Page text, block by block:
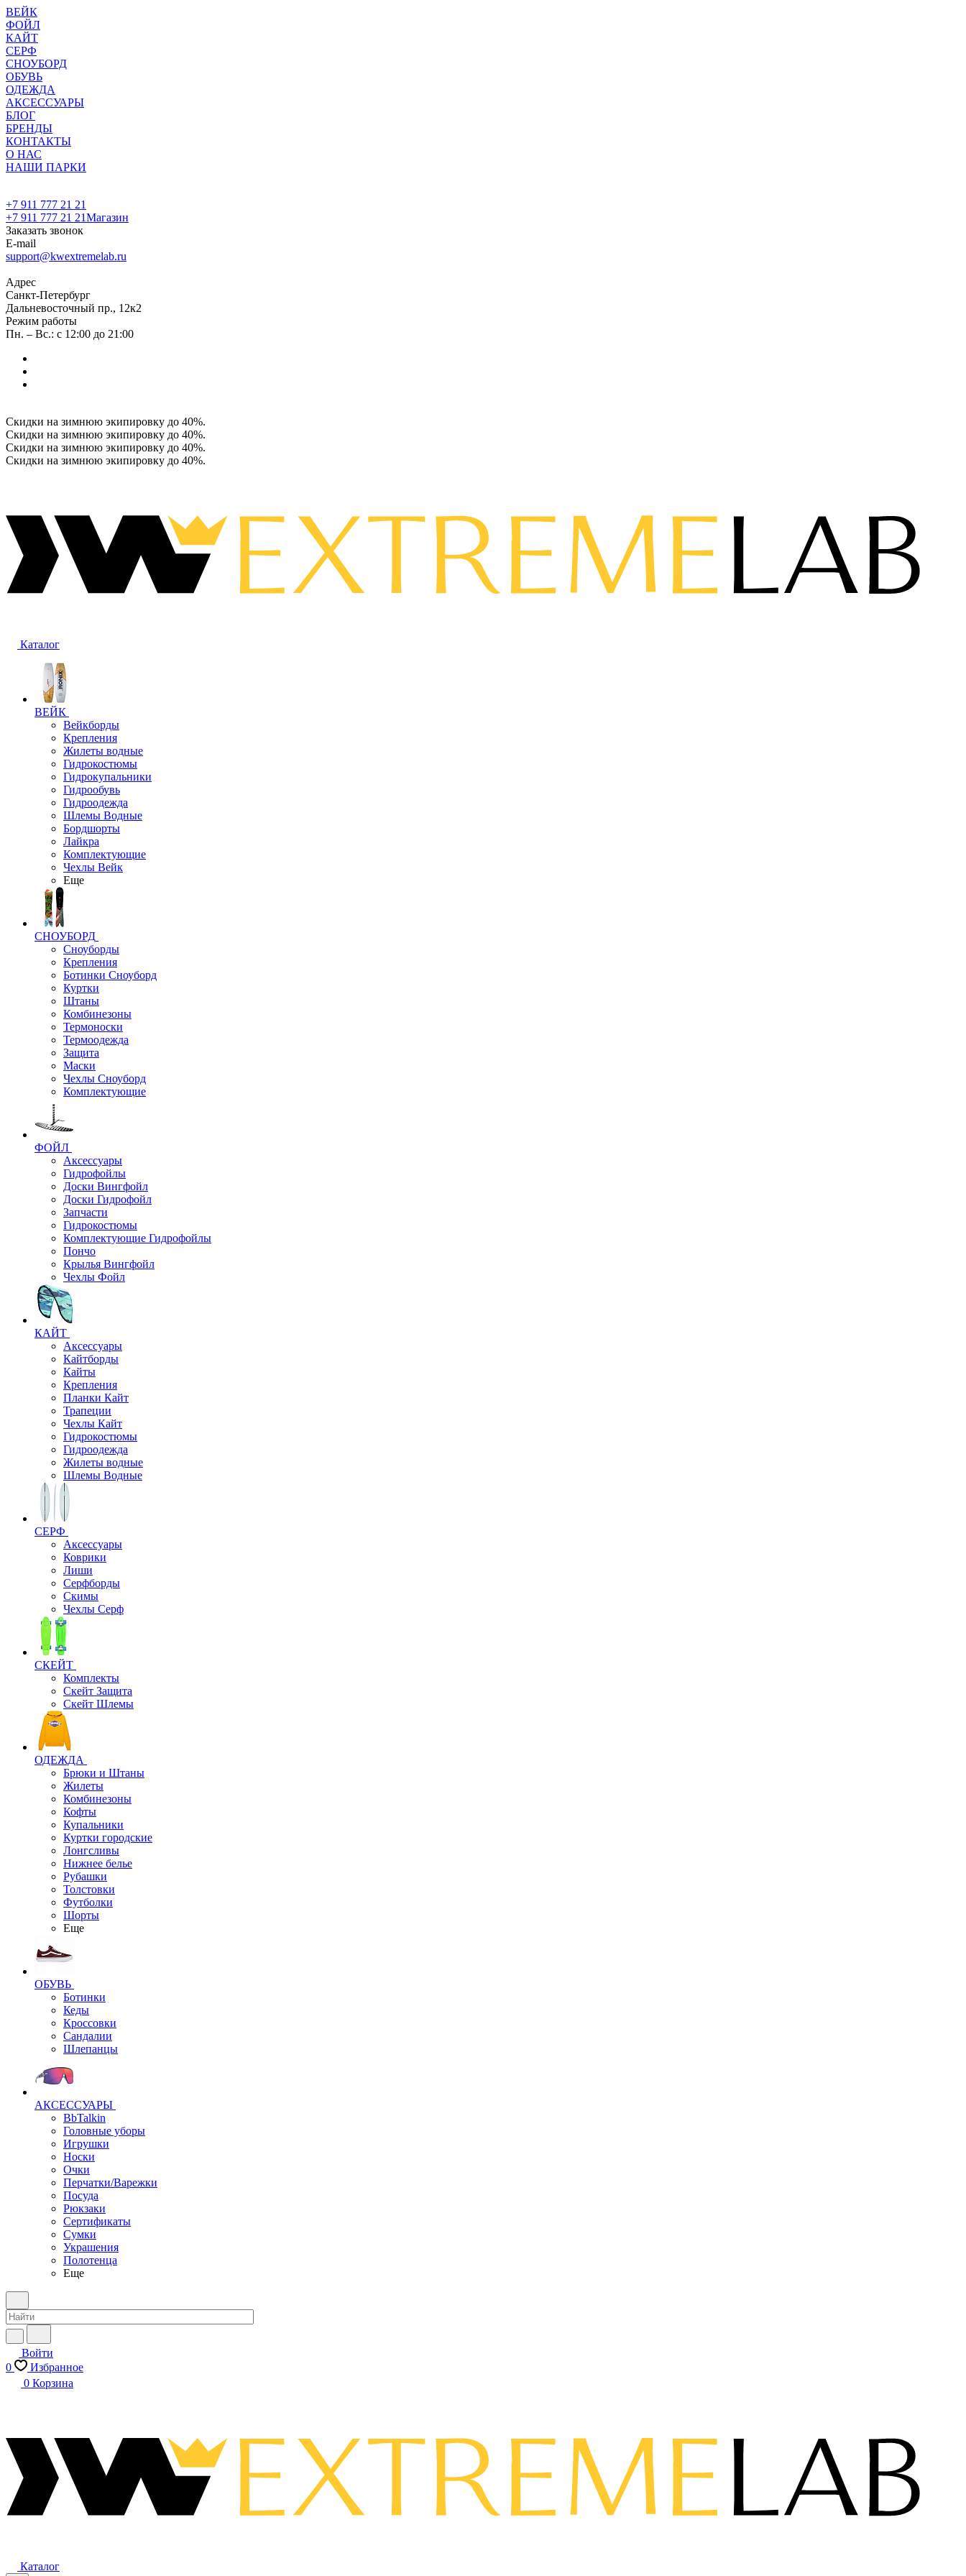
ВЕЙК
ФОЙЛ
КАЙТ
СЕРФ
СНОУБОРД
ОБУВЬ
ОДЕЖДА
АКСЕССУАРЫ
БЛОГ
БРЕНДЫ
КОНТАКТЫ
О НАС
НАШИ ПАРКИ
+7 911 777 21 21
+7 911 777 21 21Магазин
Заказать звонок
E-mail
support@kwextremelab.ru
Адрес
Санкт-Петербург
Дальневосточный пр., 12к2
Режим работы
Пн. – Вс.: с 12:00 до 21:00
Скидки на зимнюю экипировку до 40%.
Скидки на зимнюю экипировку до 40%.
Скидки на зимнюю экипировку до 40%.
Скидки на зимнюю экипировку до 40%.
Каталог
ВЕЙК
Вейкборды
Крепления
Жилеты водные
Гидрокостюмы
Гидрокупальники
Гидрообувь
Гидроодежда
Шлемы Водные
Бордшорты
Лайкра
Комплектующие
Чехлы Вейк
Еще
СНОУБОРД
Сноуборды
Крепления
Ботинки Сноуборд
Куртки
Штаны
Комбинезоны
Термоноски
Термоодежда
Защита
Маски
Чехлы Сноуборд
Комплектующие
ФОЙЛ
Аксессуары
Гидрофойлы
Доски Вингфойл
Доски Гидрофойл
Запчасти
Гидрокостюмы
Комплектующие Гидрофойлы
Пончо
Крылья Вингфойл
Чехлы Фойл
КАЙТ
Аксессуары
Кайтборды
Кайты
Крепления
Планки Кайт
Трапеции
Чехлы Кайт
Гидрокостюмы
Гидроодежда
Жилеты водные
Шлемы Водные
СЕРФ
Аксессуары
Коврики
Лиши
Серфборды
Скимы
Чехлы Cерф
СКЕЙТ
Комплекты
Скейт Защита
Скейт Шлемы
ОДЕЖДА
Брюки и Штаны
Жилеты
Комбинезоны
Кофты
Купальники
Куртки городские
Лонгсливы
Нижнее белье
Рубашки
Толстовки
Футболки
Шорты
Еще
ОБУВЬ
Ботинки
Кеды
Кроссовки
Сандалии
Шлепанцы
АКСЕССУАРЫ
BbTalkin
Головные уборы
Игрушки
Носки
Очки
Перчатки/Варежки
Посуда
Рюкзаки
Сертификаты
Сумки
Украшения
Полотенца
Еще
Войти
0
Избранное
0 Корзина
Каталог